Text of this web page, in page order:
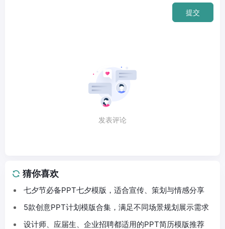
提交
发表评论
猜你喜欢
七夕节必备PPT七夕模版，适合宣传、策划与情感分享
5款创意PPT计划模版合集，满足不同场景规划展示需求
设计师、应届生、企业招聘都适用的PPT简历模版推荐